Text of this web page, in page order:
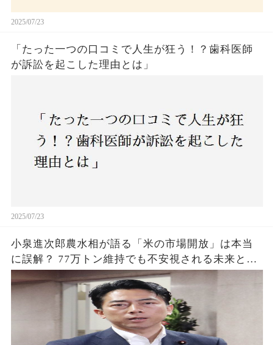
2025/07/23
「たった一つの口コミで人生が狂う！？歯科医師
が訴訟を起こした理由とは」
2025/07/23
小泉進次郎農水相が語る「米の市場開放」は本当
に誤解？ 77万トン維持でも不安視される未来と
は？